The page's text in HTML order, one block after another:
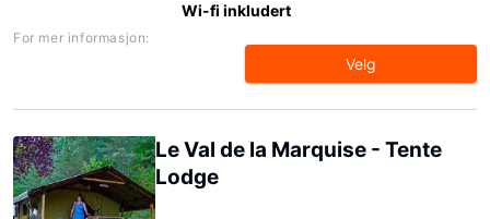
Wi-fi inkludert
For mer informasjon:
Velg
Le Val de la Marquise - Tente
Lodge